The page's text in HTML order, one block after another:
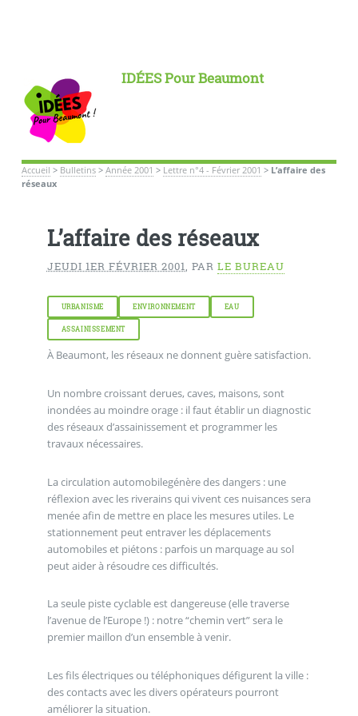
IDÉES Pour Beaumont
Accueil > Bulletins> Année 2001 > Lettre n°4 - Février 2001 > L’affaire des
réseaux
L’affaire des réseaux
JEUDI 1ER FÉVRIER 2001, PAR LE BUREAU
URBANISME ENVIRONNEMENT EAU
ASSAINISSEMENT
À Beaumont, les réseaux ne donnent guère satisfaction.
Un nombre croissant derues, caves, maisons, sont
inondées au moindre orage : il faut établir un diagnostic
des réseaux d’assainissement et programmer les
travaux nécessaires.
La circulation automobilegénère des dangers : une
réflexion avec les riverains qui vivent ces nuisances sera
menée afin de mettre en place les mesures utiles. Le
stationnement peut entraver les déplacements
automobiles et piétons : parfois un marquage au sol
peut aider à résoudre ces difficultés.
La seule piste cyclable est dangereuse (elle traverse
l’avenue de l’Europe !) : notre “chemin vert” sera le
premier maillon d’un ensemble à venir.
Les fils électriques ou téléphoniques défigurent la ville :
des contacts avec les divers opérateurs pourront
améliorer la situation.